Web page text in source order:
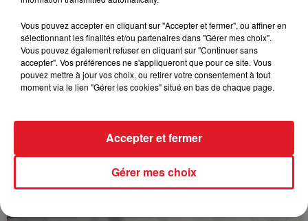
Selon les premiers éléments, le logement servait
à des prostituées
Vous pouvez accepter en cliquant sur "Accepter et fermer", ou affiner en
sélectionnant les finalités et/ou partenaires dans "Gérer mes choix".
Vous pouvez également refuser en cliquant sur "Continuer sans
accepter". Vos préférences ne s'appliqueront que pour ce site. Vous
pouvez mettre à jour vos choix, ou retirer votre consentement à tout
moment via le lien "Gérer les cookies" situé en bas de chaque page.
Gérer mes choix
Accepter et fermer